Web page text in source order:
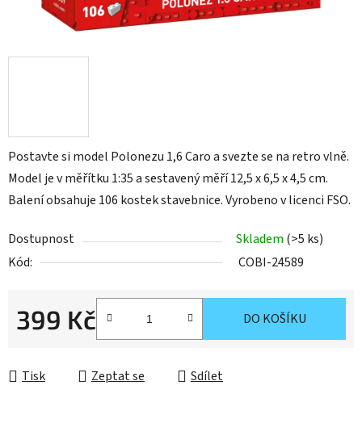
Postavte si model Polonezu 1,6 Caro a svezte se na retro vlně.
Model je v měřítku 1:35 a sestavený měří 12,5 x 6,5 x 4,5 cm.
Balení obsahuje 106 kostek stavebnice. Vyrobeno v licenci FSO.
Dostupnost Skladem (>5 ks)
Kód:
COBI-24589
399 Kč DO KOŠÍKU
Tisk Zeptat se Sdílet